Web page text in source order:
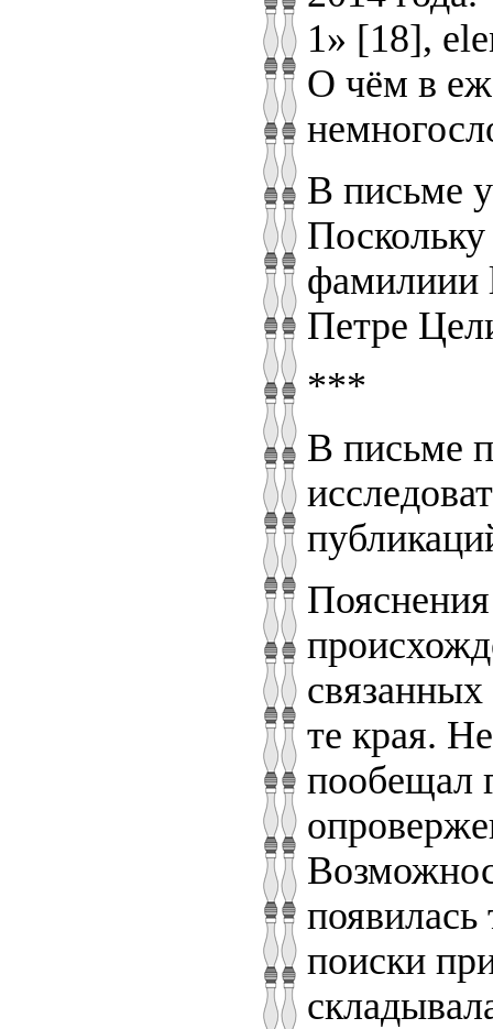
1» [18],
О чём в
В письме
фамилиии
Петре
***
В письме
те края.
пообещал
поиски